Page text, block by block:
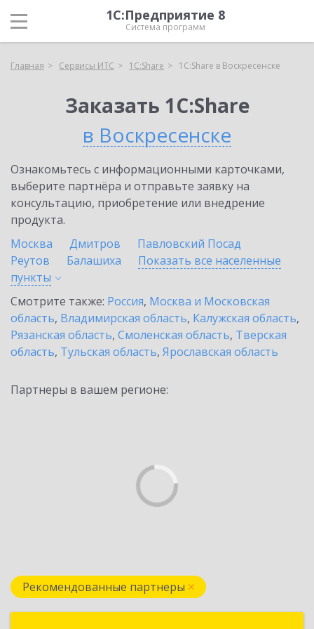
1С:Предприятие 8
Система программ
Главная Сервисы ИТС 1С:Share 1С:Share в Воскресенске
Заказать 1С:Share
в Воскресенске
Ознакомьтесь с информационными карточками,
выберите партнёра и отправьте заявку на
консультацию, приобретение или внедрение
продукта.
Москва
Дмитров
Павловский Посад
Реутов
Балашиха
Показать все населенные
пункты
Смотрите также: Россия, Москва и Московская
область, Владимирская область, Калужская область,
Рязанская область, Смоленская область, Тверская
область, Тульская область, Ярославская область
Партнеры в вашем регионе:
Рекомендованные партнеры